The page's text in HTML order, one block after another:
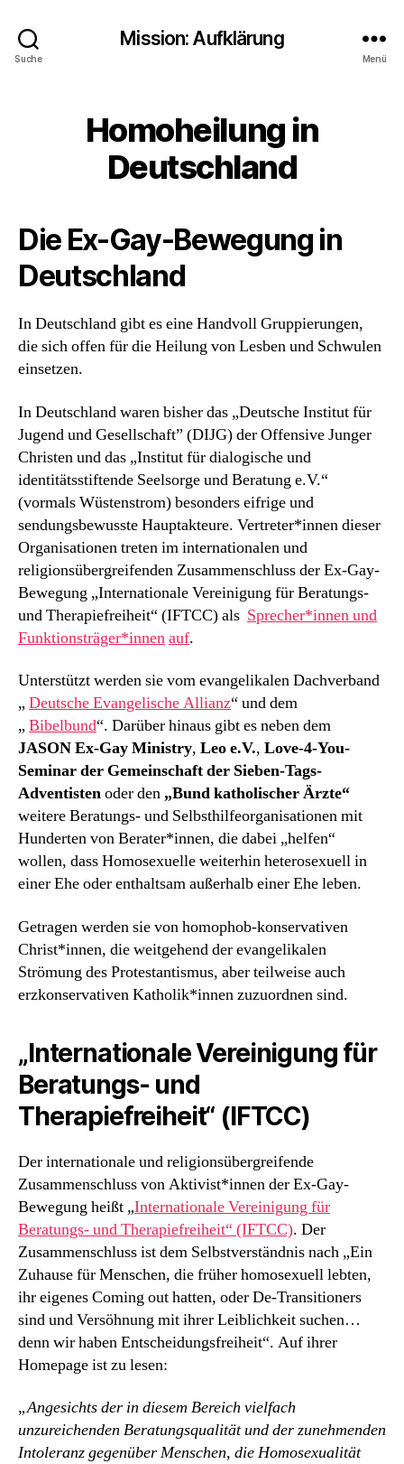
Suche
Mission: Aufklärung
Menü
Homoheilung in
Deutschland
Die Ex-Gay-Bewegung in
Deutschland
In Deutschland gibt es eine Handvoll Gruppierungen,
die sich offen für die Heilung von Lesben und Schwulen
einsetzen.
In Deutschland waren bisher das „Deutsche Institut für
Jugend und Gesellschaft” (DIJG) der Offensive Junger
Christen und das „Institut für dialogische und
identitätsstiftende Seelsorge und Beratung e.V.“
(vormals Wüstenstrom) besonders eifrige und
sendungsbewusste Hauptakteure. Vertreter*innen dieser
Organisationen treten im internationalen und
religionsübergreifenden Zusammenschluss der Ex-Gay-
Bewegung „Internationale Vereinigung für Beratungs-
und Therapiefreiheit“ (IFTCC) als Sprecher*innen und
Funktionsträger*innenauf.
Unterstützt werden sie vom evangelikalen Dachverband
„ Deutsche Evangelische Allianz“ und dem
„ Bibelbund“. Darüber hinaus gibt es neben dem
JASON Ex-Gay Ministry, Leo e.V., Love-4-You-
Seminar der Gemeinschaft der Sieben-Tags-
Adventistenoder den „Bund katholischer Ärzte“
weitere Beratungs- und Selbsthilfeorganisationen mit
Hunderten von Berater*innen, die dabei „helfen“
wollen, dass Homosexuelle weiterhin heterosexuell in
einer Ehe oder enthaltsam außerhalb einer Ehe leben.
Getragen werden sie von homophob-konservativen
Christ*innen, die weitgehend der evangelikalen
Strömung des Protestantismus, aber teilweise auch
erzkonservativen Katholik*innen zuzuordnen sind.
„Internationale Vereinigung für
Beratungs- und
Therapiefreiheit“ (IFTCC)
Der internationale und religionsübergreifende
Zusammenschluss von Aktivist*innen der Ex-Gay-
Bewegung heißt „Internationale Vereinigung für
Beratungs- und Therapiefreiheit“ (IFTCC). Der
Zusammenschluss ist dem Selbstverständnis nach „Ein
Zuhause für Menschen, die früher homosexuell lebten,
ihr eigenes Coming out hatten, oder De-Transitioners
sind und Versöhnung mit ihrer Leiblichkeit suchen…
denn wir haben Entscheidungsfreiheit“. Auf ihrer
Homepage ist zu lesen:
„Angesichts der in diesem Bereich vielfach
unzureichenden Beratungsqualität und der zunehmenden
Intoleranz gegenüber Menschen, die Homosexualität